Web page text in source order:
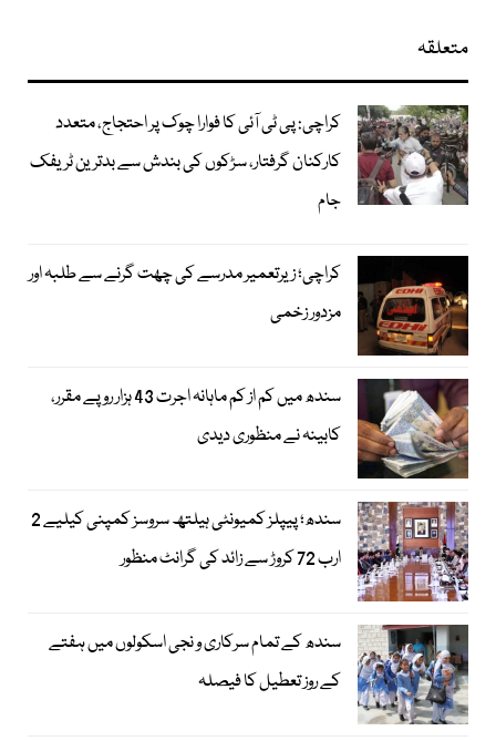
متعلقہ
کراچی: پی ٹی آئی کا فوارا چوک پر احتجاج، متعدد
کارکنان گرفتار، سڑکوں کی بندش سے بدترین ٹریفک
جام
کراچی؛ زیرتعمیر مدرسے کی چھت گرنے سے طلبہ اور
مزدور زخمی
سندھ میں کم از کم ماہانہ اجرت 43 ہزار روپے مقرر،
کابینہ نے منظوری دیدی
سندھ؛ پیپلز کمیونٹی ہیلتھ سروسز کمپنی کیلیے 2
ارب 72 کروڑ سے زائد کی گرانٹ منظور
سندھ کے تمام سرکاری و نجی اسکولوں میں ہفتے
کے روز تعطیل کا فیصلہ